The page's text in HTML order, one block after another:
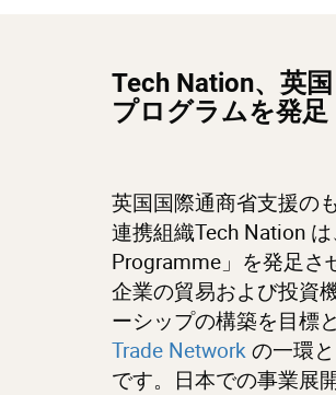
Tech Nation、英
プログラムを発足
英国国際通商省支援の
連携組織Tech Nation
Programme」を発足さ
企業の貿易および投資
ーシップの構築を目標
Trade Networkの一環
です。日本での事業展